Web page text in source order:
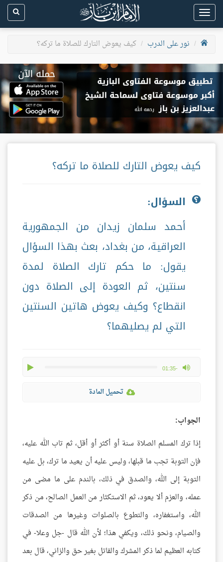
Toggle
navigation
نور على الدرب
كيف يعوض التارك للصلاة ما تركه؟
كيف يعوض التارك للصلاة ما تركه؟
السؤال:
أحمد سلمان زيدان من الجمهورية
العراقية، من بغداد، بعث بهذا السؤال
يقول: ما حكم تارك الصلاة لمدة
سنتين، ثم العودة إلى الصلاة دون
انقطاع؟ وكيف يعوض هاتين السنتين
التي لم يصليهما؟
-01:35
max volume
تحميل المادة
الجواب:
إذا ترك المسلم الصلاة سنة أو أكثر أو أقل، ثم تاب الله عليه،
فإن التوبة تجب ما قبلها، وليس عليه أن يعيد ما ترك، بل عليه
التوبة إلى الله، والصدق في ذلك، بالندم على ما مضى من
عمله، والعزم ألا يعود، ثم الاستكثار من العمل الصالح، من ذكر
الله، واستغفاره، والتطوع بالصلوات وغيرها من الصدقات
والصيام، ونحو ذلك، ويكفي هذا؛ لأن الله قال -جل وعلا- في
كتابه العظيم لما ذكر المشرك والقاتل بغير حق والزاني، قال بعد